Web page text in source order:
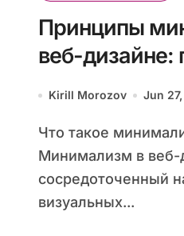
Принципы
веб-
примеры и
Kirill Morozov Jun
Что такое минимализм в веб-дизайне?
Минимализм в веб-
сосредоточенный
визуальных...